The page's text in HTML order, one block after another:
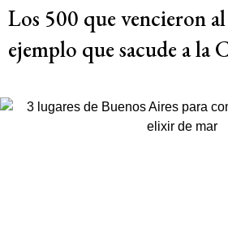
Los 500 que vencieron
ejemplo que sacude a la